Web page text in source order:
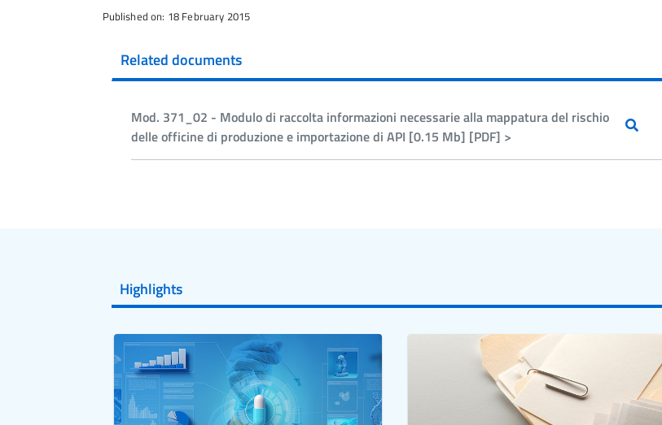
Published on: 18 February 2015
Related documents
Mod. 371_02 - Modulo di raccolta informazioni necessarie alla mappatura del rischio
delle officine di produzione e importazione di API [0.15 Mb] [PDF] >
Highlights